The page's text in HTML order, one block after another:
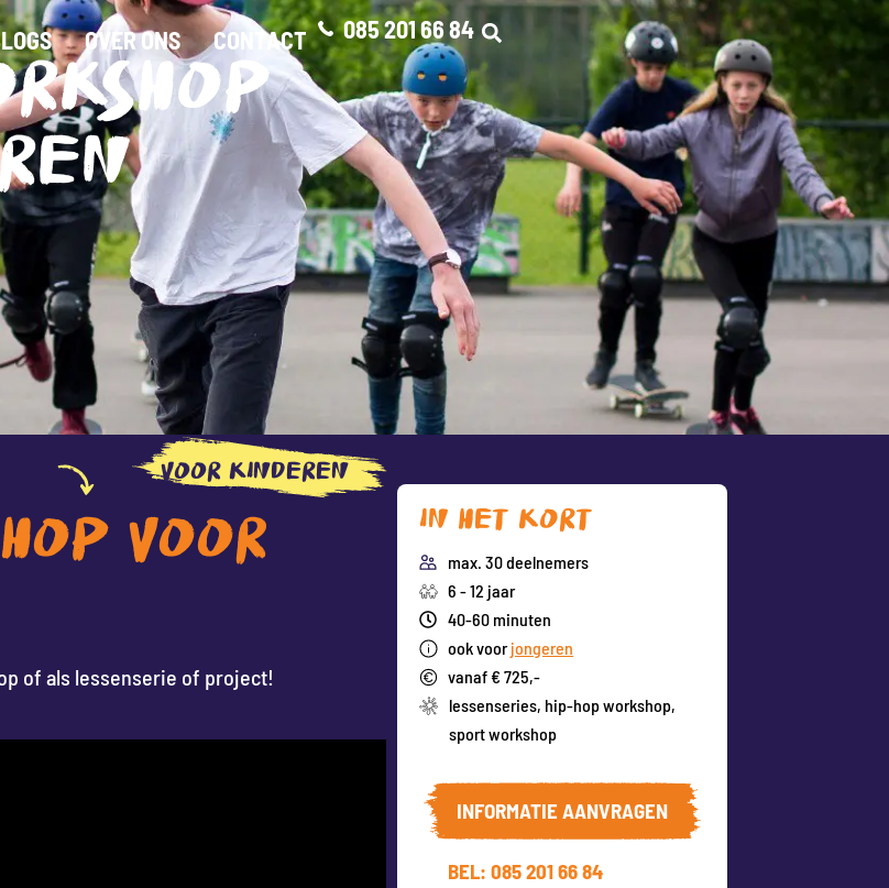
OVER ONS CONTACT 085 201 66 84
VOOR KINDEREN
VOOR
of als lessenserie of project!
In het kort
max. 30 deelnemers
6 - 12 jaar
40-60 minuten
ook voorjongeren
vanaf € 725,-
lessenseries, hip-hop workshop,
sport workshop
INFORMATIE AANVRAGEN
BEL: 085 201 66 84